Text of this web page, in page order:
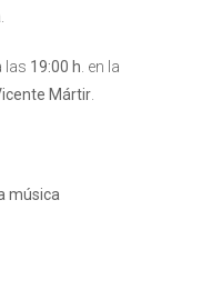
las 19:00 h . en la
Mártir
música